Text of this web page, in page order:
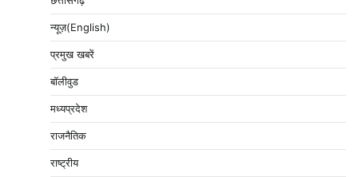
न्यूज़(English)
प्रमुख खबरें
बॉलीवुड
मध्यप्रदेश
राजनैतिक
राष्ट्रीय